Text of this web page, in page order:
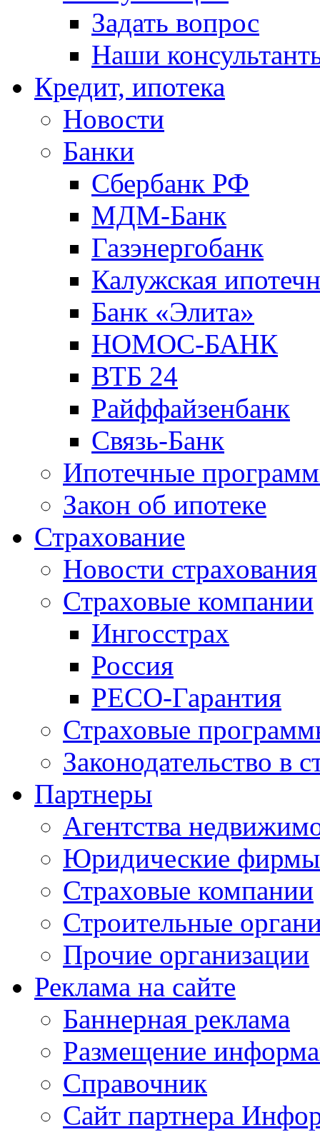
Задать вопрос
Наши
Кредит, ипотека
Новости
Банки
Сбербанк РФ
МДМ-Банк
Газэнергобанк
Калужская
Банк «Элита»
НОМОС-БАНК
ВТБ 24
Райффайзенбанк
Связь-Банк
Ипотечные
Закон об ипотеке
Страхование
Новости страхования
Страховые компании
Ингосстрах
Россия
РЕСО-Гарантия
Страховые
Законодательство в
Партнеры
Агентства
Юридические фирмы
Страховые компании
Строительные
Прочие организации
Реклама на сайте
Баннерная реклама
Размещение
Справочник
Сайт партнера